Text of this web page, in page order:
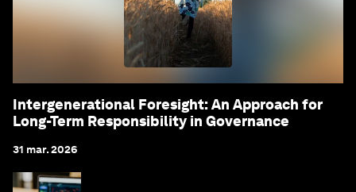
Intergenerational Foresight: An Approach for
Long-Term Responsibility in Governance
31 mar. 2026